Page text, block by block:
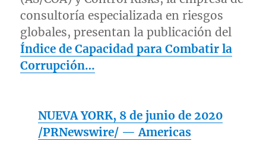
consultoría especializada en riesgos
globales, presentan la publicación del
Índice de Capacidad para Combatir la
Corrupción…
NUEVA YORK, 8 de junio de 2020
/PRNewswire/ — Americas